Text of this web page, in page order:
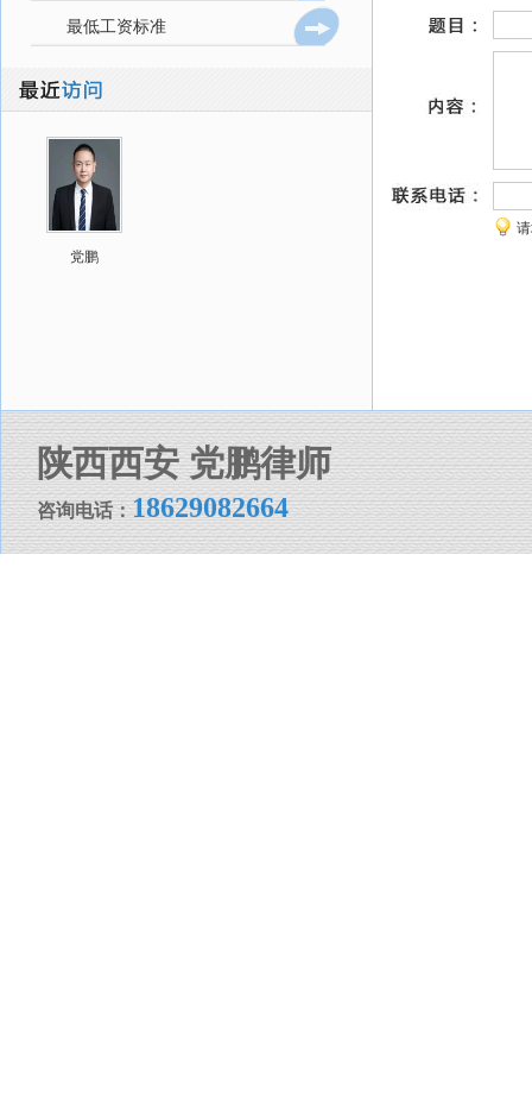
最低工资标准
党鹏
陕西西安 党鹏律师
咨询电话：18629082664